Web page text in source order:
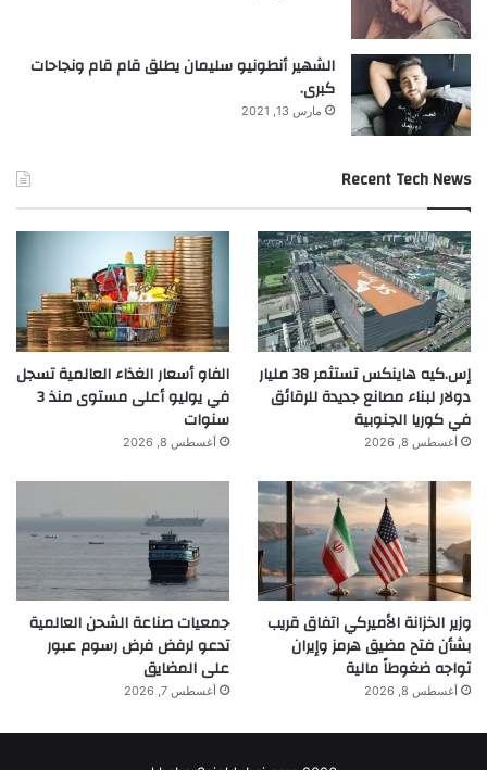
الشهير أنطونيو سليمان يطلق قام قام ونجاحات
كبرى.
مارس 13, 2021
Recent Tech News
إس.كيه هاينكس تستثمر 38 مليار
دولار لبناء مصانع جديدة للرقائق
في كوريا الجنوبية
أغسطس 8, 2026
الفاو أسعار الغذاء العالمية تسجل
في يوليو أعلى مستوى منذ 3
سنوات
أغسطس 8, 2026
وزير الخزانة الأميركي اتفاق قريب
بشأن فتح مضيق هرمز وإيران
تواجه ضغوطاً مالية
أغسطس 8, 2026
جمعيات صناعة الشحن العالمية
تدعو لرفض فرض رسوم عبور
على المضايق
أغسطس 7, 2026